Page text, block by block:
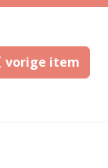
vorige item